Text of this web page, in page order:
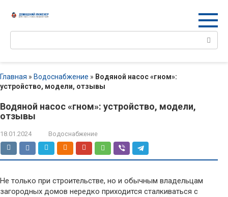
Поиск:
Главная » Водоснабжение » Водяной насос «гном»:
устройство, модели, отзывы
Водяной насос «гном»: устройство, модели,
отзывы
18.01.2024 Водоснабжение
Не только при строительстве, но и обычным владельцам
загородных домов нередко приходится сталкиваться с